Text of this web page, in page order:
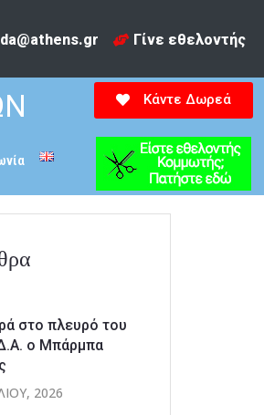
Γίνε εθελοντής
Κάντε Δωρεά
στο πλευρό του
ο Μπάρμπα
2026